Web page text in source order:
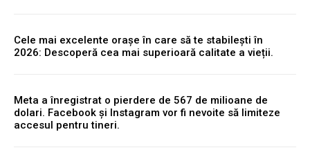
Cele mai excelente orașe în care să te stabilești în
2026: Descoperă cea mai superioară calitate a vieții.
Meta a înregistrat o pierdere de 567 de milioane de
dolari. Facebook și Instagram vor fi nevoite să limiteze
accesul pentru tineri.